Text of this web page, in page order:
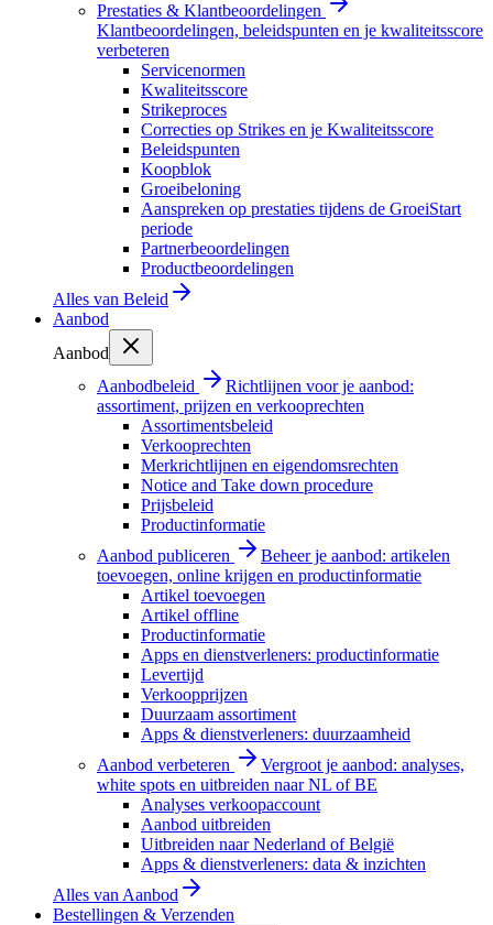
Prestaties & Klantbeoordelingen
Klantbeoordelingen, beleidspunten en je kwaliteitsscore
verbeteren
Servicenormen
Kwaliteitsscore
Strikeproces
Correcties op Strikes en je Kwaliteitsscore
Beleidspunten
Koopblok
Groeibeloning
Aanspreken op prestaties tijdens de GroeiStart
periode
Partnerbeoordelingen
Productbeoordelingen
Alles van Beleid
Aanbod
Aanbod
Aanbodbeleid
Richtlijnen voor je aanbod:
assortiment, prijzen en verkooprechten
Assortimentsbeleid
Verkooprechten
Merkrichtlijnen en eigendomsrechten
Notice and Take down procedure
Prijsbeleid
Productinformatie
Aanbod publiceren
Beheer je aanbod: artikelen
toevoegen, online krijgen en productinformatie
Artikel toevoegen
Artikel offline
Productinformatie
Apps en dienstverleners: productinformatie
Levertijd
Verkoopprijzen
Duurzaam assortiment
Apps & dienstverleners: duurzaamheid
Aanbod verbeteren
Vergroot je aanbod: analyses,
white spots en uitbreiden naar NL of BE
Analyses verkoopaccount
Aanbod uitbreiden
Uitbreiden naar Nederland of België
Apps & dienstverleners: data & inzichten
Alles van Aanbod
Bestellingen & Verzenden